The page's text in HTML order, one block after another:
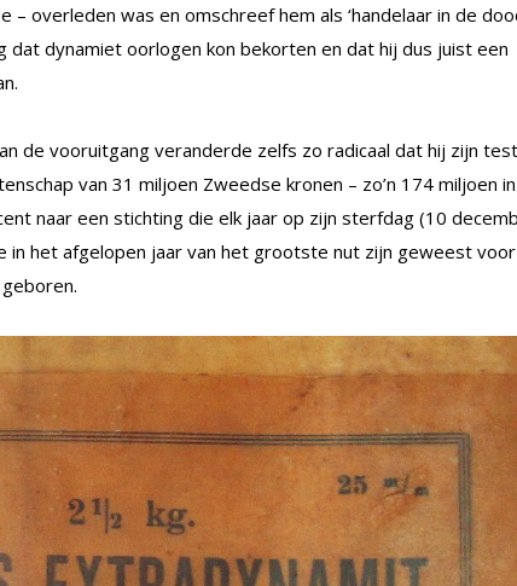
– overleden was en omschreef hem als ‘handelaar in de
dynamiet oorlogen kon bekorten en dat hij dus juist een
de vooruitgang veranderde zelfs zo radicaal dat hij zijn
van 31 miljoen Zweedse kronen – zo’n 174 miljoen in
naar een stichting die elk jaar op zijn sterfdag (10
in het afgelopen jaar van het grootste nut zijn geweest